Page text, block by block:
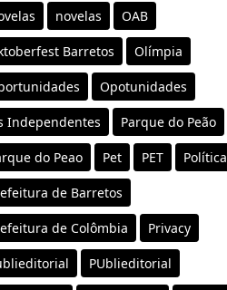
novelas OAB
Barretos Olímpia
Opotunidades
Independentes Parque do Peão
do Peao Pet PET Política
de Barretos
de Colômbia Privacy
PUblieditorial